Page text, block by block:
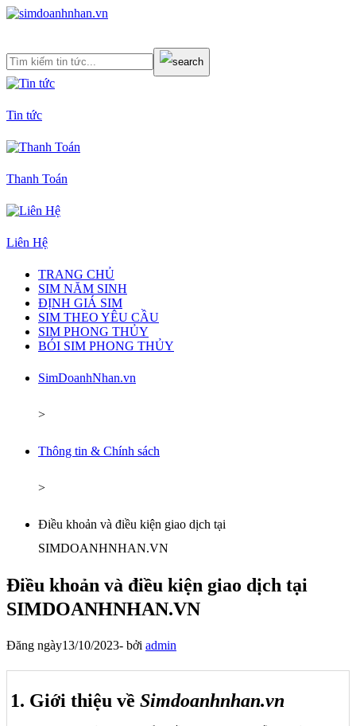
Tin tức
Thanh Toán
Liên Hệ
TRANG CHỦ
SIM NĂM SINH
ĐỊNH GIÁ SIM
SIM THEO YÊU CẦU
SIM PHONG THỦY
BÓI SIM PHONG THỦY
SimDoanhNhan.vn
>
Thông tin & Chính sách
>
Điều khoản và điều kiện giao dịch tại
SIMDOANHNHAN.VN
Điều khoản và điều kiện giao dịch tại
SIMDOANHNHAN.VN
Đăng ngày13/10/2023- bởi admin
1. Giới thiệu về Simdoanhnhan.vn